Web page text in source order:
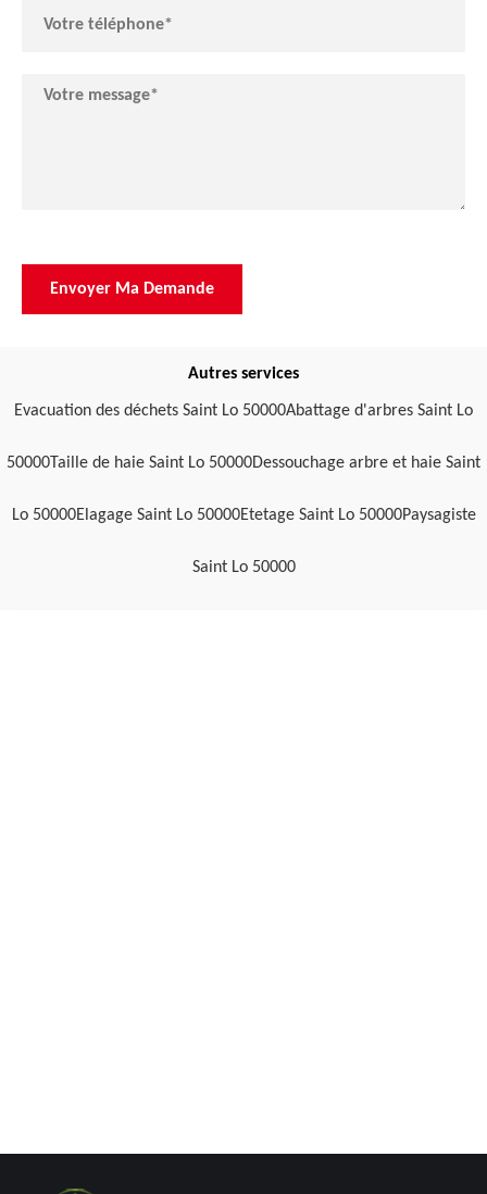
Autres services
Evacuation des déchets Saint Lo 50000Abattage d'arbres Saint Lo
50000Taille de haie Saint Lo 50000Dessouchage arbre et haie Saint
Lo 50000Elagage Saint Lo 50000Etetage Saint Lo 50000Paysagiste
Saint Lo 50000